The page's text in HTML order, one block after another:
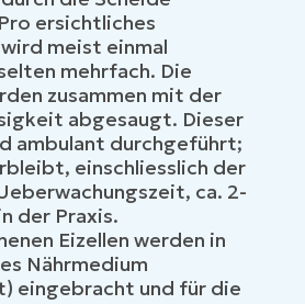
ersichtliches
meist einmal
mehrfach. Die
zusammen mit der
abgesaugt. Dieser
ambulant durchgeführt;
einschliesslich der
ca. 2-
der Praxis.
Eizellen werden in
Nährmedium
eingebracht und für die